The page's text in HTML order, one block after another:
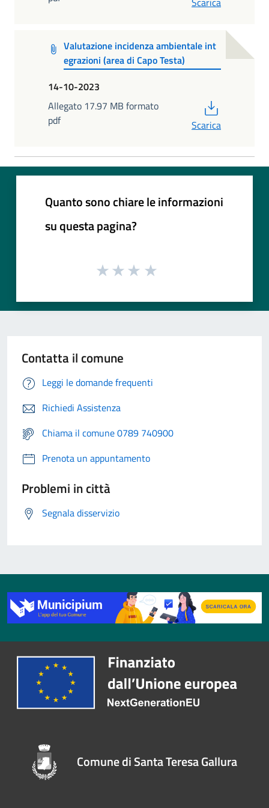
Valutazione incidenza ambientale int
egrazioni (area di Capo Testa)
14-10-2023
Allegato 17.97 MB formato
pdf
Scarica
Quanto sono chiare le informazioni
su questa pagina?
Contatta il comune
Leggi le domande frequenti
Richiedi Assistenza
Chiama il comune 0789 740900
Prenota un appuntamento
Problemi in città
Segnala disservizio
Comune di Santa Teresa Gallura